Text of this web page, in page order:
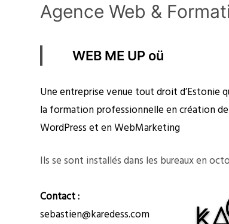
Agence Web &
WEB ME UP oü
Une entreprise venue tout droit d’Estonie
la formation professionnelle en création
WordPress et en WebMarketing
Ils se sont installés dans les bureaux en
Contact :
sebastien@karedess.com